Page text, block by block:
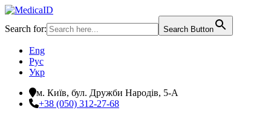
Search for: Search Button
Eng
Рус
Укр
м. Київ, бул. Дружби Народів, 5-А
+38 (050) 312-27-68